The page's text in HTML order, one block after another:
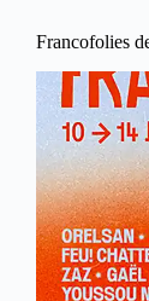
Francofolies